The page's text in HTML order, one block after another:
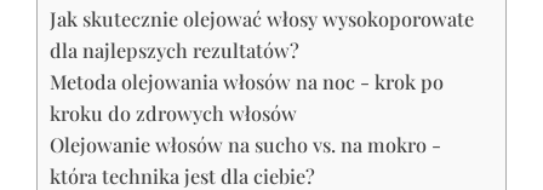
Jak skutecznie olejować włosy wysokoporowate
dla najlepszych rezultatów?
Metoda olejowania włosów na noc - krok po
kroku do zdrowych włosów
Olejowanie włosów na sucho vs. na mokro -
która technika jest dla ciebie?